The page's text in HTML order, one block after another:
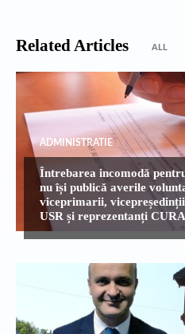
Related Articles ALL
ADMINISTRATIE
Întrebarea incomodă
nu își publică averile
viceprimarii,
USR și reprezentanți